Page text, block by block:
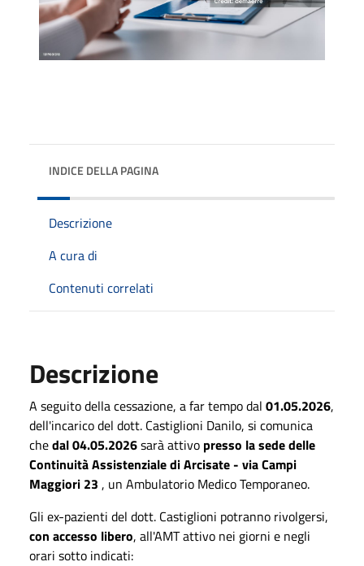
INDICE DELLA PAGINA
Descrizione
A cura di
Contenuti correlati
Descrizione
A seguito della cessazione, a far tempo dal 01.05.2026,
dell'incarico del dott. Castiglioni Danilo, si comunica
chedal 04.05.2026sarà attivo presso la sede delle
Continuità Assistenziale di Arcisate - via Campi
Maggiori 23 , un Ambulatorio Medico Temporaneo.
Gli ex-pazienti del dott. Castiglioni potranno rivolgersi,
con accesso libero, all'AMT attivo nei giorni e negli
orari sotto indicati: